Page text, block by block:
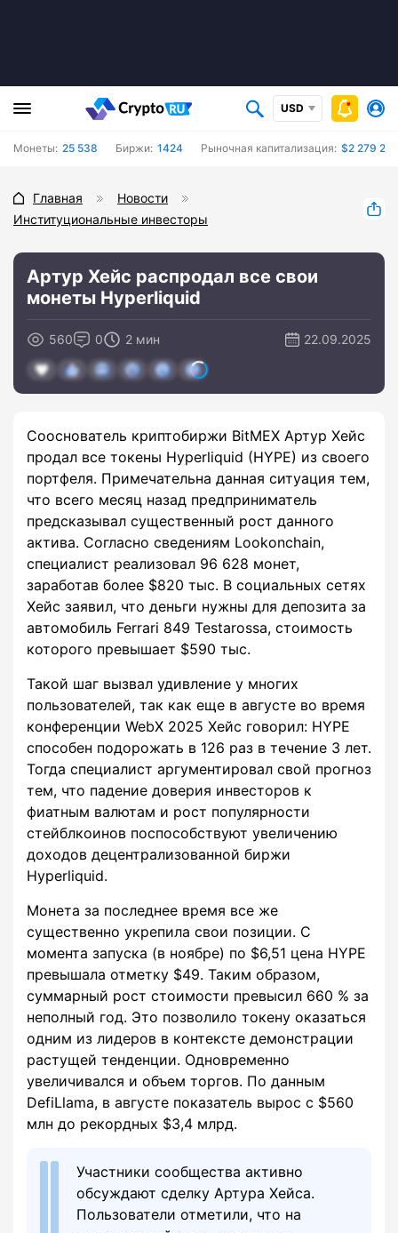
USD
Монеты: 25 538 Биржи: 1424 Рыночная капитализация: $2 279
Главная
Новости
Институциональные инвесторы
Артур Хейс распродал все свои
монеты Hyperliquid
560 0 2 мин 22.09.2025
Сооснователь криптобиржи BitMEX Артур Хейс
продал все токены Hyperliquid (HYPE) из своего
портфеля. Примечательна данная ситуация тем,
что всего месяц назад предприниматель
предсказывал существенный рост данного
актива. Согласно сведениям Lookonchain,
специалист реализовал 96 628 монет,
заработав более $820 тыс. В социальных сетях
Хейс заявил, что деньги нужны для депозита за
автомобиль Ferrari 849 Testarossa, стоимость
которого превышает $590 тыс.
Такой шаг вызвал удивление у многих
пользователей, так как еще в августе во время
конференции WebX 2025 Хейс говорил: HYPE
способен подорожать в 126 раз в течение 3 лет.
Тогда специалист аргументировал свой прогноз
тем, что падение доверия инвесторов к
фиатным валютам и рост популярности
стейблкоинов поспособствуют увеличению
доходов децентрализованной биржи
Hyperliquid.
Монета за последнее время все же
существенно укрепила свои позиции. С
момента запуска (в ноябре) по $6,51 цена HYPE
превышала отметку $49. Таким образом,
суммарный рост стоимости превысил 660 % за
неполный год. Это позволило токену оказаться
одним из лидеров в контексте демонстрации
растущей тенденции. Одновременно
увеличивался и объем торгов. По данным
DefiLlama, в августе показатель вырос с $560
млн до рекордных $3,4 млрд.
Участники сообщества активно
обсуждают сделку Артура Хейса.
Пользователи отметили, что на